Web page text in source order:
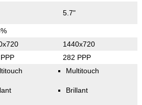
5.7"
1440x720
282 PPP
Multitouch
Brillant